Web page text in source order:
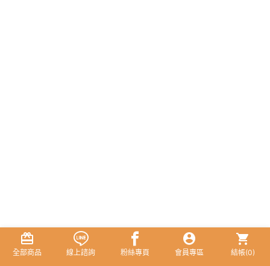
全部商品 線上諮詢 粉絲專頁 會員專區 結帳(0)